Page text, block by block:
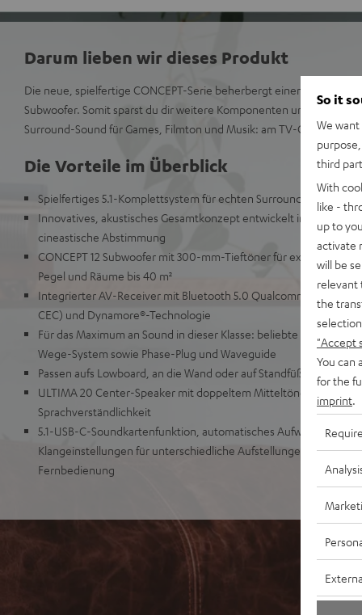
Darum lieben wir dieses Produkt
Die neue, spielfertige CONCEPT-Serie beherbergt einen optimal
Subwoofer. Somit sparst du dir weitere Komponenten und genießt
Surround-Sound für Games, Filmton und Musik: am TV-Gerät oder
Die Vorteile im Überblick
Spielfertiges 5.1-Komplettsystem für echten Surround-Sound bei
Innovatives, akustisches Gesamtkonzept entwickelt in Berlin für
cineastische Abstimmung
CONCEPT 12 Subwoofer mit 300-mm-Tieftöner für extrem tiefen
Pegel und Räume bis 40 m²
Integrierter AV-Receiver mit Bluetooth 5.0 Qualcomm® aptX™
CEC) und Dynamore®-Technologie
Für das Maximum an Sound in dieser Klasse: beliebte ULTIMA 20
Wege-System sowie Phase-Plug und Waveguide
Passen aufs Lowboard, an die Wand oder auf Standfüße
ULTIMA 20 Center-Speaker mit doppeltem Mitteltöner für eine
Sprachverständlichkeit
5.1-USB-C-Soundkartenfunktion, automatisches Aufwachen aus
Klangeinstellungen für unterschiedliche Aufstellungen, inklusive
Fernbedienung
So it
We
third
With
like -
up to
activate
will be
relevant
the
"Accept
You can
for the
imprint